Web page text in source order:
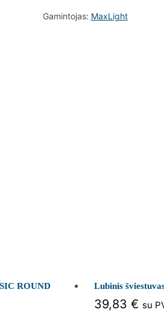
Gamintojas: MaxLight
ROUND
Lubinis
39,83 € su